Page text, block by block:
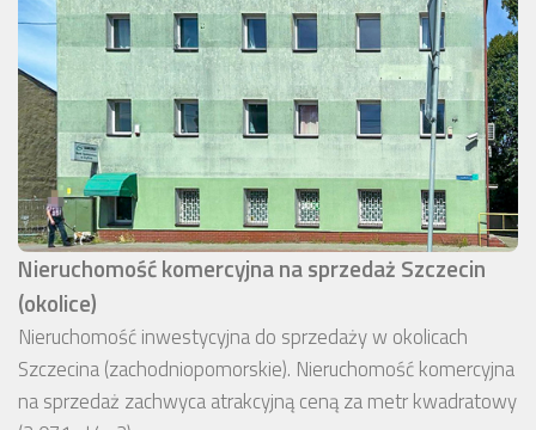
Nieruchomość komercyjna na sprzedaż Szczecin
(okolice)
Nieruchomość inwestycyjna do sprzedaży w okolicach
Szczecina (zachodniopomorskie). Nieruchomość komercyjna
na sprzedaż zachwyca atrakcyjną ceną za metr kwadratowy